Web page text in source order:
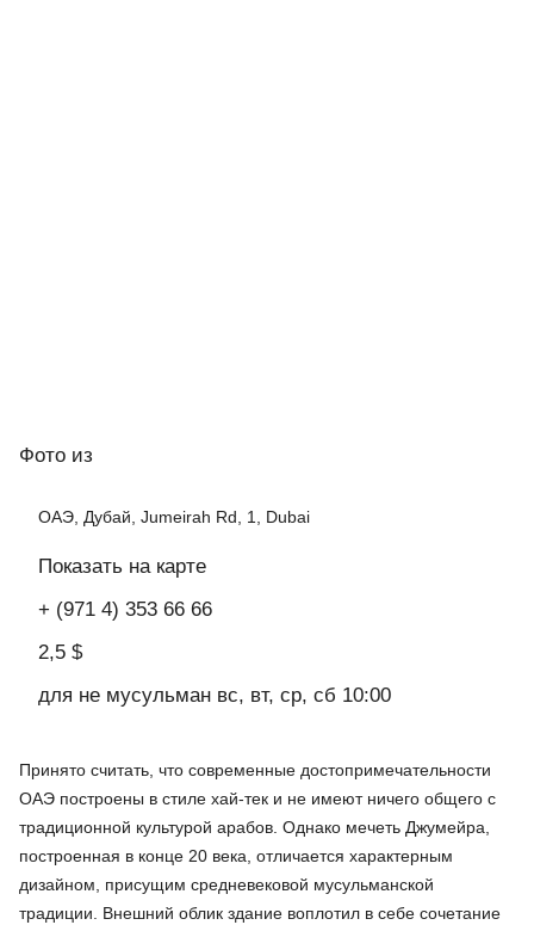
Фото из
ОАЭ, Дубай, Jumeirah Rd, 1, Dubai
Показать на карте
+ (971 4) 353 66 66
2,5 $
для не мусульман вс, вт, ср, сб 10:00
Принято считать, что современные достопримечательности
ОАЭ построены в стиле хай-тек и не имеют ничего общего с
традиционной культурой арабов. Однако мечеть Джумейра,
построенная в конце 20 века, отличается характерным
дизайном, присущим средневековой мусульманской
традиции. Внешний облик здание воплотил в себе сочетание